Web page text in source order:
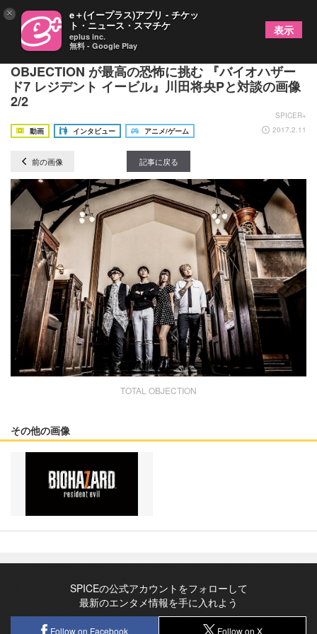
【独占動画】新世代の音楽集団 TOTAL
OBJECTION が最高の恐怖に挑む 『バイオハザー
ド7 レジデント イービル』川田将央Pと対談の画像
2/2
SPICER+
動画
インタビュー アニメ/ゲーム 2017.2.11
前の画像 記事に戻る
TOTAL OBJECTION
その他の画像
SPICEの公式アカウントをフォローして
最新のエンタメ情報を手に入れよう
Follow on Facebook Follow on X
× e＋(イープラス)アプリ - チケッ
ト・ニュース・スマチケ
eplus inc.
無料 - Google Play
表示